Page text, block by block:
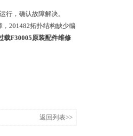
行，确认故障解决。
201482拓扑结构缺少编
载F30005原装配件维修
返回列表>>